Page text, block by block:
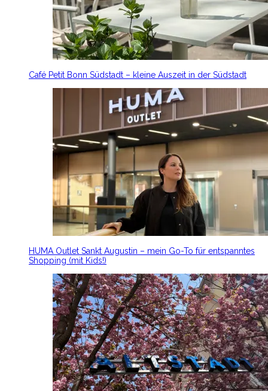
Café Petit Bonn Südstadt – kleine Auszeit in der Südstadt
HUMA Outlet Sankt Augustin – mein Go-To für entspanntes
Shopping (mit Kids!)